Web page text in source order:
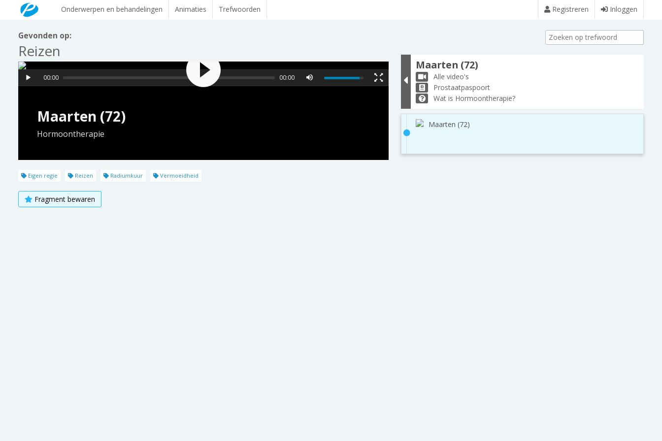
Onderwerpen en behandelingen Animaties Trefwoorden Registreren Inloggen
Gevonden op:
Reizen
Maarten (72)
Hormoontherapie
00:00 00:00
Eigen regie Reizen Radiumkuur Vermoeidheid
Fragment bewaren
Maarten (72)
Alle video's
Prostaatpaspoort
Wat is Hormoontherapie?
Maarten (72)